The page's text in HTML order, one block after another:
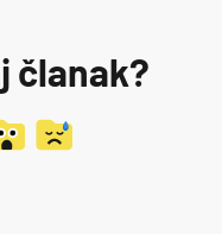
članak?